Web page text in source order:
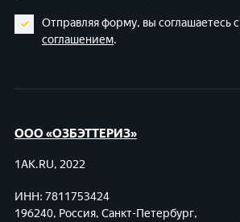
Отправляя форму, вы соглашаетесь с
соглашением.
ООО «ОЗБЭТТЕРИЗ»
1AK.RU, 2022
ИНН: 7811753424
196240, Россия, Санкт-Петербург,